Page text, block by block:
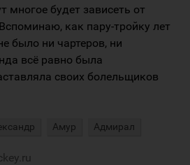
многое будет зависеть от
как пару-тройку лет
было ни чартеров, ни
всё равно была
своих болельщиков
Амур Адмирал